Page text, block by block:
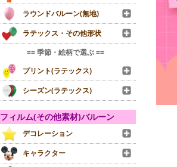
ラウンドバルーン(無地)
ラテックス・その他形状
== 季節・絵柄で選ぶ ==
プリント(ラテックス)
シーズン(ラテックス)
フィルム(その他素材)バルーン
デコレーション
キャラクター